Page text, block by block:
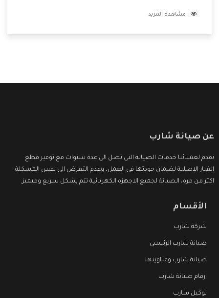
الشركة بها والتى تكون منها خدمة الصيانة التى تكون من أهم
مشاهدة المزيد
عن صيانة شارب
نقدم لعملائنا خدمات الصيانة التى تصل الى عدة سنوات مع توفير قطع
الغيار الاصلية لضمان جودتها فى العمل، وعدم التعرض الى نفس المشكلة
اكثر من مرة، الصيانة لجميع الاجهزة الكهربائية تتم بشكل سريع ومتميز.
الأقسام
شركة شارب
صيانة شارب الرئيسي
صيانة شارب وعناوينها
ارقام صيانة شارب
توكيل شارب